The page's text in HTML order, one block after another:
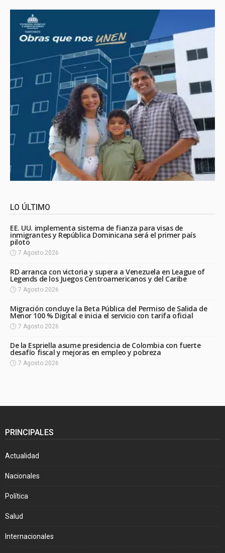
LO ÚLTIMO
EE. UU. implementa sistema de fianza para visas de
inmigrantes y República Dominicana será el primer país
piloto
7 Agosto 2026
RD arranca con victoria y supera a Venezuela en League of
Legends de los Juegos Centroamericanos y del Caribe
7 Agosto 2026
Migración concluye la Beta Pública del Permiso de Salida de
Menor 100 % Digital e inicia el servicio con tarifa oficial
7 Agosto 2026
De la Espriella asume presidencia de Colombia con fuerte
desafío fiscal y mejoras en empleo y pobreza
7 Agosto 2026
PRINCIPALES
Actualidad
Nacionales
Política
Salud
Internacionales